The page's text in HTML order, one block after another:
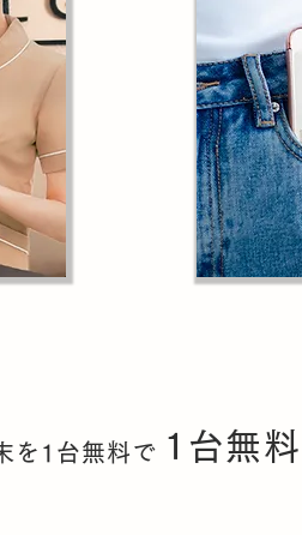
を1台無料で 1台無